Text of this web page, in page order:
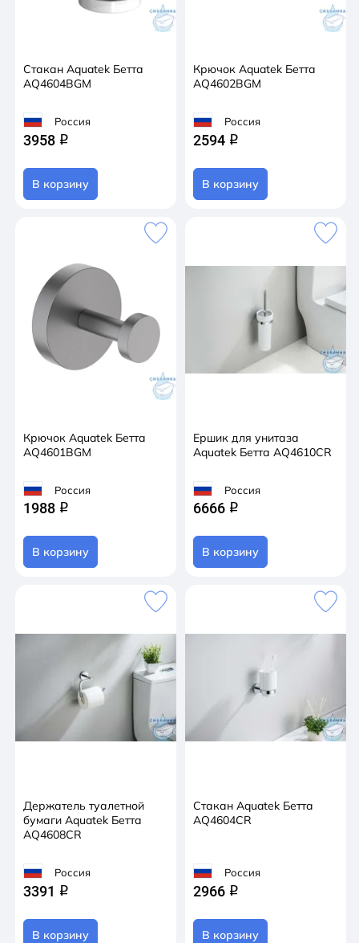
Стакан Aquatek Бетта
AQ4604BGM
Россия
3958 q
В корзину
Крючок Aquatek Бетта
AQ4602BGM
Россия
2594 q
В корзину
Крючок Aquatek Бетта
AQ4601BGM
Россия
1988 q
В корзину
Ершик для унитаза
Aquatek Бетта AQ4610CR
Россия
6666 q
В корзину
Держатель туалетной
бумаги Aquatek Бетта
AQ4608CR
Россия
3391 q
В корзину
Стакан Aquatek Бетта
AQ4604CR
Россия
2966 q
В корзину